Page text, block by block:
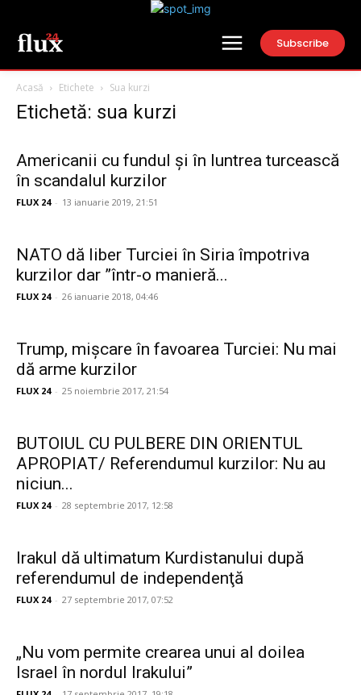
Subscribe
Acasă Etichete Sua kurzi
Etichetă: sua kurzi
Americanii cu fundul și în luntrea turcească
în scandalul kurzilor
FLUX 24 - 13 ianuarie 2019, 21:51
NATO dă liber Turciei în Siria împotriva
kurzilor dar ”într-o manieră...
FLUX 24 - 26 ianuarie 2018, 04:46
Trump, mișcare în favoarea Turciei: Nu mai
dă arme kurzilor
FLUX 24 - 25 noiembrie 2017, 21:54
BUTOIUL CU PULBERE DIN ORIENTUL
APROPIAT/ Referendumul kurzilor: Nu au
niciun...
FLUX 24 - 28 septembrie 2017, 12:58
Irakul dă ultimatum Kurdistanului după
referendumul de independenţă
FLUX 24 - 27 septembrie 2017, 07:52
„Nu vom permite crearea unui al doilea
Israel în nordul Irakului”